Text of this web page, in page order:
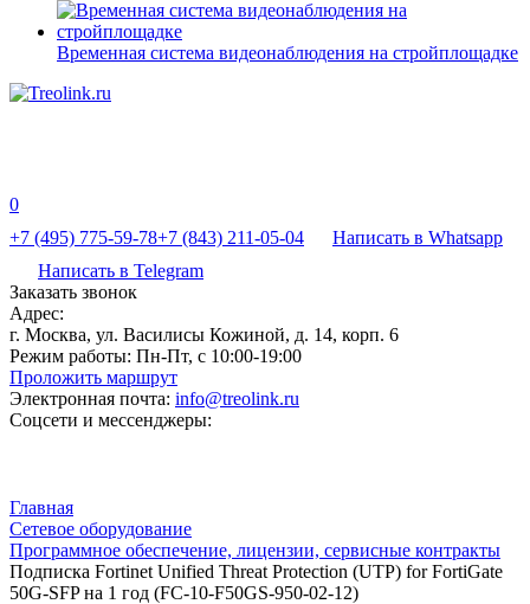
Временная система видеонаблюдения на стройплощадке
0
+7 (495) 775-59-78+7 (843) 211-05-04
Написать в Whatsapp
Написать в Telegram
Заказать звонок
Адрес:
г. Москва, ул. Василисы Кожиной, д. 14, корп. 6
Режим работы: Пн-Пт, с 10:00-19:00
Проложить маршрут
Электронная почта: info@treolink.ru
Соцсети и мессенджеры:
Главная
Сетевое оборудование
Программное обеспечение, лицензии, сервисные контракты
Подписка Fortinet Unified Threat Protection (UTP) for FortiGate
50G-SFP на 1 год (FC-10-F50GS-950-02-12)